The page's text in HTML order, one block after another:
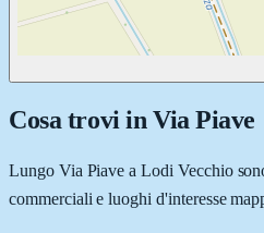
Cosa trovi in Via Piave
Lungo Via Piave aLodi Vecchio
commerciali e luoghi d'interesse